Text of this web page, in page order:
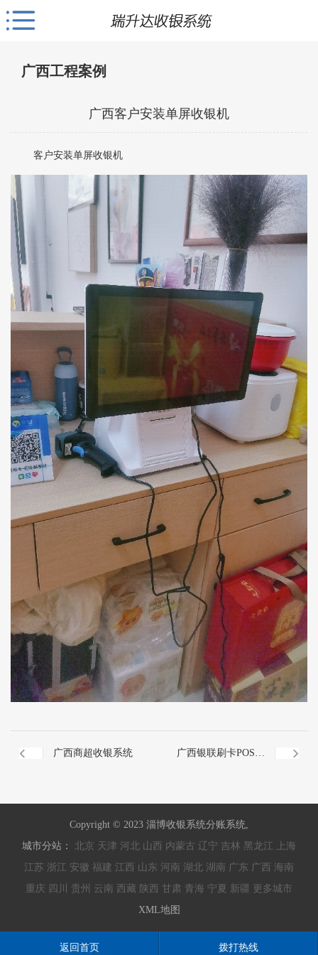
广西工程案例
广西客户安装单屏收银机
客户安装单屏收银机
广西商超收银系统 广西银联刷卡POS机
Copyright © 2023 淄博收银系统分账系统,
城市分站： 北京 天津 河北 山西 内蒙古 辽宁 吉林 黑龙江
上海
江苏 浙江 安徽 福建 江西 山东 河南 湖北 湖南 广东 广西 海南
重庆 四川 贵州 云南 西藏 陕西 甘肃 青海 宁夏 新疆 更多城市
XML地图
返回首页 拨打热线